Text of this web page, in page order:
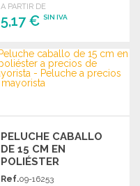
A PARTIR DE
5,17 €SIN IVA
PEDIR
Solicitar un presupuesto
PELUCHE CABALLO
DE 15 CM EN
POLIÉSTER
Ref.09-16253